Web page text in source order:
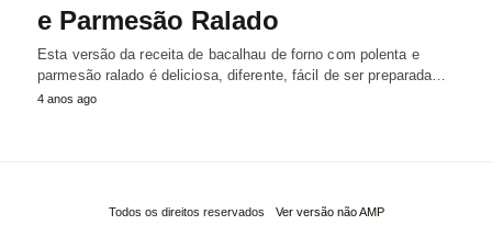
e Parmesão Ralado
Esta versão da receita de bacalhau de forno com polenta e
parmesão ralado é deliciosa, diferente, fácil de ser preparada…
4 anos ago
Todos os direitos reservados Ver versão não AMP